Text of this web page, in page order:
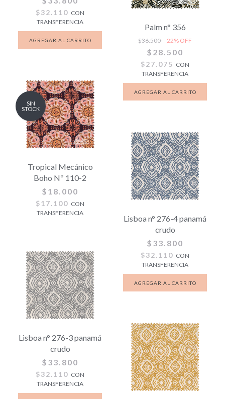
$32.110 CON
TRANSFERENCIA
Palm n° 356
$36.500 22% OFF
$28.500
$27.075 CON
TRANSFERENCIA
SIN
STOCK
Tropical Mecánico
Boho Nº 110-2
$18.000
$17.100 CON
TRANSFERENCIA
Lisboa n° 276-4 panamá
crudo
$33.800
$32.110 CON
TRANSFERENCIA
Lisboa n° 276-3 panamá
crudo
$33.800
$32.110 CON
TRANSFERENCIA